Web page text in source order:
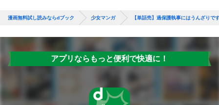
漫画無料試し読みならdブック 少女マンガ 【単話売】過保護執事にはうんざりで
アプリならもっと便利で快適に！